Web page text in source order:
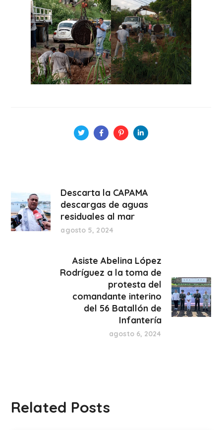
Descarta la CAPAMA
descargas de aguas
residuales al mar
agosto 5, 2024
Asiste Abelina López
Rodríguez a la toma de
protesta del
comandante interino
del 56 Batallón de
Infantería
agosto 6, 2024
Related Posts